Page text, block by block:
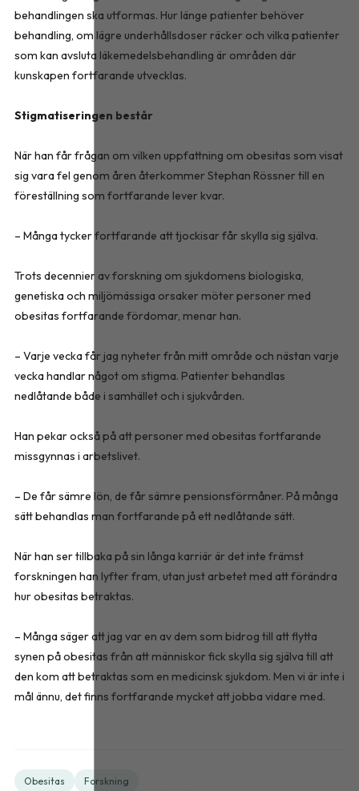
behandlingen ska utformas. Hur länge patienter behöver
behandling, om lägre underhållsdoser räcker och vilka patienter
som kan avsluta läkemedelsbehandling är områden där
kunskapen fortfarande utvecklas.
Stigmatiseringen består
När han får frågan om vilken uppfattning om obesitas som visat
sig vara fel genom åren återkommer Stephan Rössner till en
föreställning som fortfarande lever kvar.
– Många tycker fortfarande att tjockisar får skylla sig själva.
Trots decennier av forskning om sjukdomens biologiska,
genetiska och miljömässiga orsaker möter personer med
obesitas fortfarande fördomar, menar han.
– Varje vecka får jag nyheter från mitt område och nästan varje
vecka handlar något om stigma. Patienter behandlas
nedlåtande både i samhället och i sjukvården.
Han pekar också på att personer med obesitas fortfarande
missgynnas i arbetslivet.
– De får sämre lön, de får sämre pensionsförmåner. På många
sätt behandlas man fortfarande på ett nedlåtande sätt.
När han ser tillbaka på sin långa karriär är det inte främst
forskningen han lyfter fram, utan just arbetet med att förändra
hur obesitas betraktas.
– Många säger att jag var en av dem som bidrog till att flytta
synen på obesitas från att människor fick skylla sig själva till att
den kom att betraktas som en medicinsk sjukdom. Men vi är inte i
mål ännu, det finns fortfarande mycket att jobba vidare med.
Obesitas Forskning